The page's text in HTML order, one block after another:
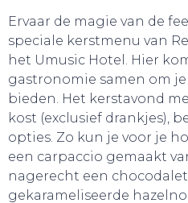
Ervaar de magie van de
speciale kerstmenu van
het Umusic Hotel. Hier
gastronomie samen om
bieden. Het kerstavond
kost (exclusief drankjes),
opties. Zo kun je voor je
een carpaccio gemaakt
nagerecht een
gekarameliseerde